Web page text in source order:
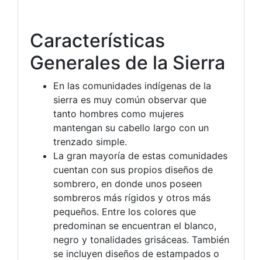
Características
Generales de la Sierra
En las comunidades indígenas de la
sierra es muy común observar que
tanto hombres como mujeres
mantengan su cabello largo con un
trenzado simple.
La gran mayoría de estas comunidades
cuentan con sus propios diseños de
sombrero, en donde unos poseen
sombreros más rígidos y otros más
pequeños. Entre los colores que
predominan se encuentran el blanco,
negro y tonalidades grisáceas. También
se incluyen diseños de estampados o